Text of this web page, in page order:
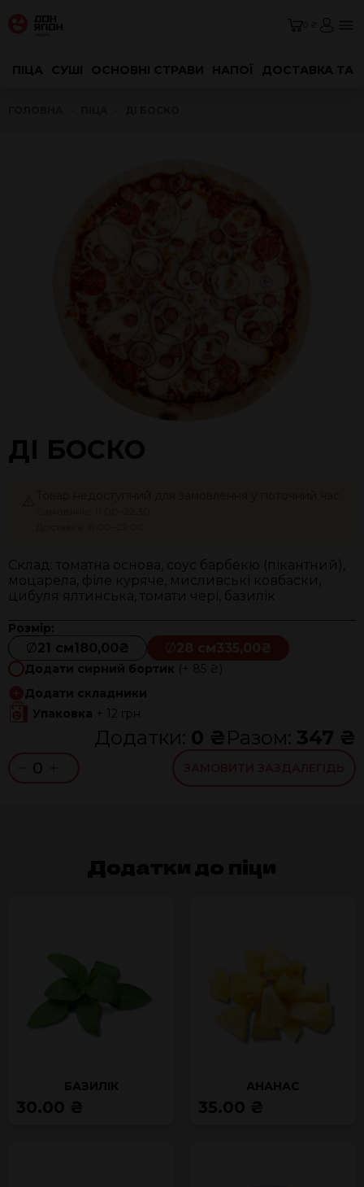
ПІЦА СУШІ ОСНОВНІ СТРАВИ НАПОЇ ДОСТАВКА ТА
ДІ БОСКО
Склад: томатна основа, соус барбекю (пікантний),
моцарела, філе куряче, мисливські ковбаски,
цибуля ялтинська, томати чері, базилік
Розмір:
Ø21 см180,00₴
Додати сирний бортик (+ 85 ₴)
Додати складники
Упаковка + 12 грн.
Додатки: 0 ₴Разом: 347 ₴
0
БАЗИЛІК
30.00 ₴
АНАНАС
35.00 ₴